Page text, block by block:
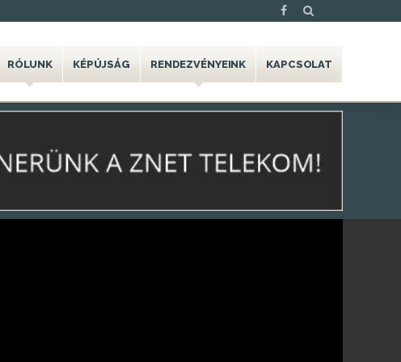
RÓLUNK KÉPÚJSÁG RENDEZVÉNYEINK KAPCSOLAT